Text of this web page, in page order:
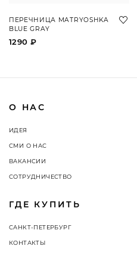
ПЕРЕЧНИЦА MATRYOSHKA
BLUE GRAY
1290 ₽
О НАС
ИДЕЯ
СМИ О НАС
ВАКАНСИИ
СОТРУДНИЧЕСТВО
ГДЕ КУПИТЬ
САНКТ-ПЕТЕРБУРГ
КОНТАКТЫ